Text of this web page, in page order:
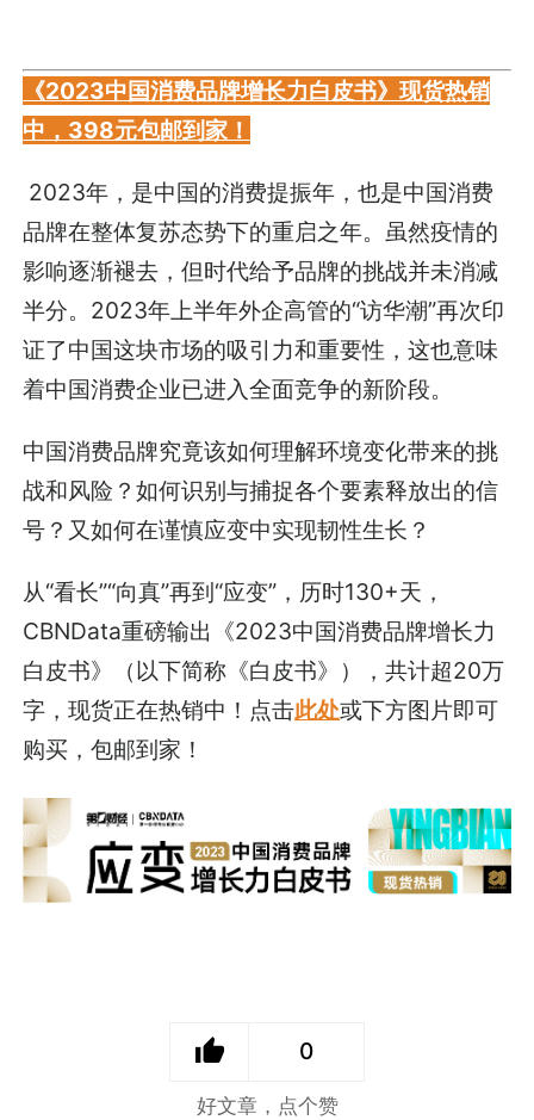
《2023中国消费品牌增长力白皮书》现货热销
中，398元包邮到家！
2023年，是中国的消费提振年，也是中国消费
品牌在整体复苏态势下的重启之年。虽然疫情的
影响逐渐褪去，但时代给予品牌的挑战并未消减
半分。2023年上半年外企高管的“访华潮”再次印
证了中国这块市场的吸引力和重要性，这也意味
着中国消费企业已进入全面竞争的新阶段。
中国消费品牌究竟该如何理解环境变化带来的挑
战和风险？如何识别与捕捉各个要素释放出的信
号？又如何在谨慎应变中实现韧性生长？
从“看长”“向真”再到“应变”，历时130+天，
CBNData重磅输出《2023中国消费品牌增长力
白皮书》（以下简称《白皮书》），共计超20万
字，现货正在热销中！点击此处或下方图片即可
购买，包邮到家！
0
好文章，点个赞